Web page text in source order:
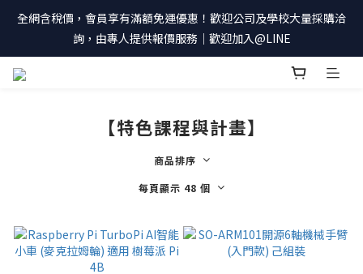
全網含稅價，會員享有滿額免運優惠！歡迎公司及學校大量採購洽
詢，由專人提供報價服務｜歡迎加入@LINE
【特色課程與計畫】
商品排序
每頁顯示 48 個